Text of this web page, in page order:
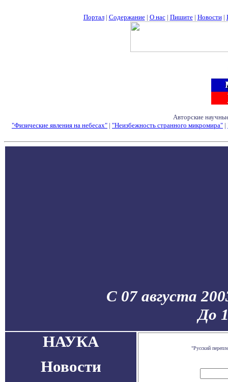
Портал| Содержание| О нас| Пишите| Новости|
Авторские
"Физические явления на небесах" | "Неизбежность странного микромира" |
С 07 августа
До
НАУКА
Новости
"Русский